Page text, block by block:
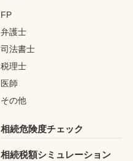
FP
弁護士
司法書士
税理士
医師
その他
相続危険度チェック
相続税額シミュレーション